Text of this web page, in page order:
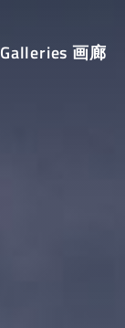
Galleries 画廊